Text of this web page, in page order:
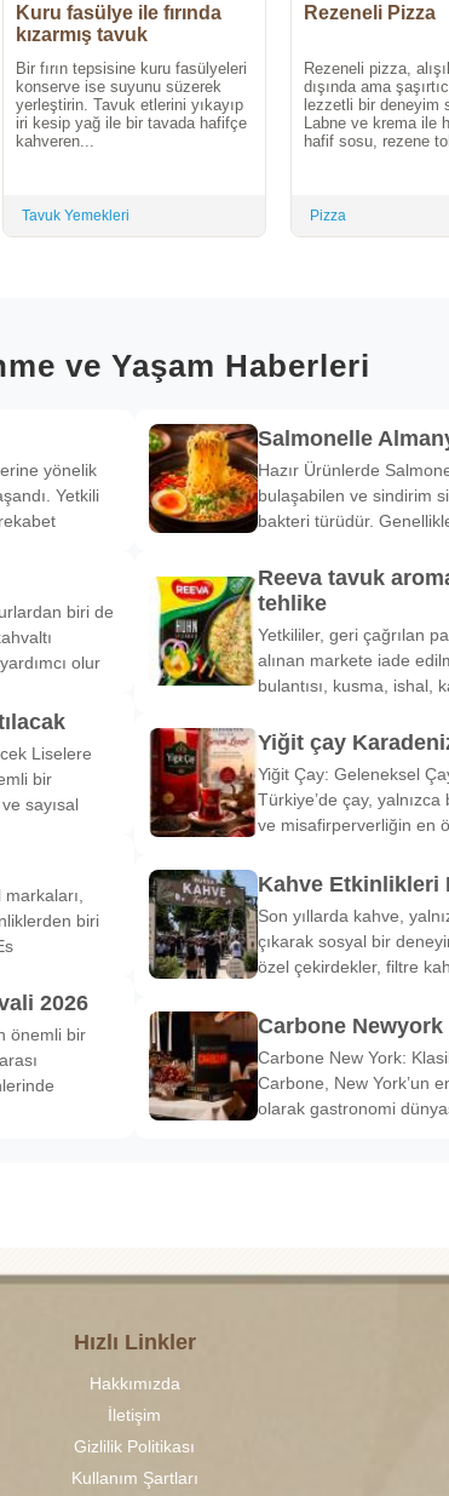
Kuru fasülye ile fırında
kızarmış tavuk
Bir fırın tepsisine kuru fasülyeleri
konserve ise suyunu süzerek
yerleştirin. Tavuk etlerini yıkayıp
iri kesip yağ ile bir tavada hafifçe
kahveren...
Tavuk Yemekleri
Rezeneli Pizza
Rezeneli pizza,
dışında ama
lezzetli bir deneyim
Labne ve krema ile
hafif sosu, rezene
Pizza
ve Yaşam Haberleri
yönelik
Yetkili
biri de
olur
Liselere
bir
sayısal
biri
2026
önemli bir
Salmonelle
Hazır Ürünlerde
bulaşabilen ve sindirim
bakteri türüdür.
Reeva tavuk
tehlike
Yetkililer, geri çağrılan
alınan markete iade
bulantısı, kusma, ishal,
Yiğit çay
Yiğit Çay: Geleneksel
Türkiye’de çay,
ve misafirperverliğin en
Kahve Etkinlikleri
Son yıllarda kahve,
çıkarak sosyal bir
özel çekirdekler, filtre
Carbone
Carbone New York:
Carbone, New York’un
olarak gastronomi
Hızlı Linkler
Hakkımızda
İletişim
Gizlilik Politikası
Kullanım Şartları